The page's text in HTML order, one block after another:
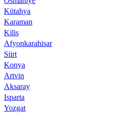
Kütahya
Karaman
Kilis
Afyonkarahisar
Siirt
Konya
Artvin
Aksaray
Isparta
Yozgat